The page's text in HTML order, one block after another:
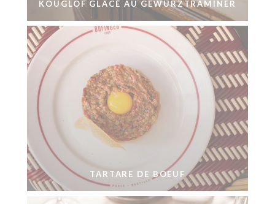
KOUGLOF GLACÉ AU GEWURZTRAMINER
TARTARE DE BOEUF